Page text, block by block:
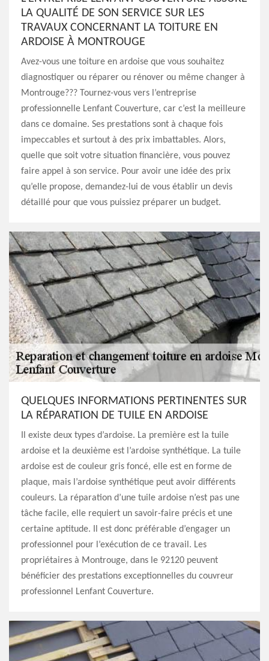
LA QUALITÉ DE SON SERVICE SUR LES
TRAVAUX CONCERNANT LA TOITURE EN
ARDOISE À MONTROUGE
Avez-vous une toiture en ardoise que vous souhaitez
diagnostiquer ou réparer ou rénover ou même changer à
Montrouge??? Tournez-vous vers l’entreprise
professionnelle Lenfant Couverture, car c’est la meilleure
dans ce domaine. Ses prestations sont à chaque fois
impeccables et surtout à des prix imbattables. Alors,
quelle que soit votre situation financière, vous pouvez
faire appel à son service. Pour avoir une idée des prix
qu’elle propose, demandez-lui de vous établir un devis
détaillé pour que vous puissiez préparer un budget.
QUELQUES INFORMATIONS PERTINENTES SUR
LA RÉPARATION DE TUILE EN ARDOISE
Il existe deux types d’ardoise. La première est la tuile
ardoise et la deuxième est l’ardoise synthétique. La tuile
ardoise est de couleur gris foncé, elle est en forme de
plaque, mais l’ardoise synthétique peut avoir différents
couleurs. La réparation d’une tuile ardoise n’est pas une
tâche facile, elle requiert un savoir-faire précis et une
certaine aptitude. Il est donc préférable d’engager un
professionnel pour l’exécution de ce travail. Les
propriétaires à Montrouge, dans le 92120 peuvent
bénéficier des prestations exceptionnelles du couvreur
professionnel Lenfant Couverture.